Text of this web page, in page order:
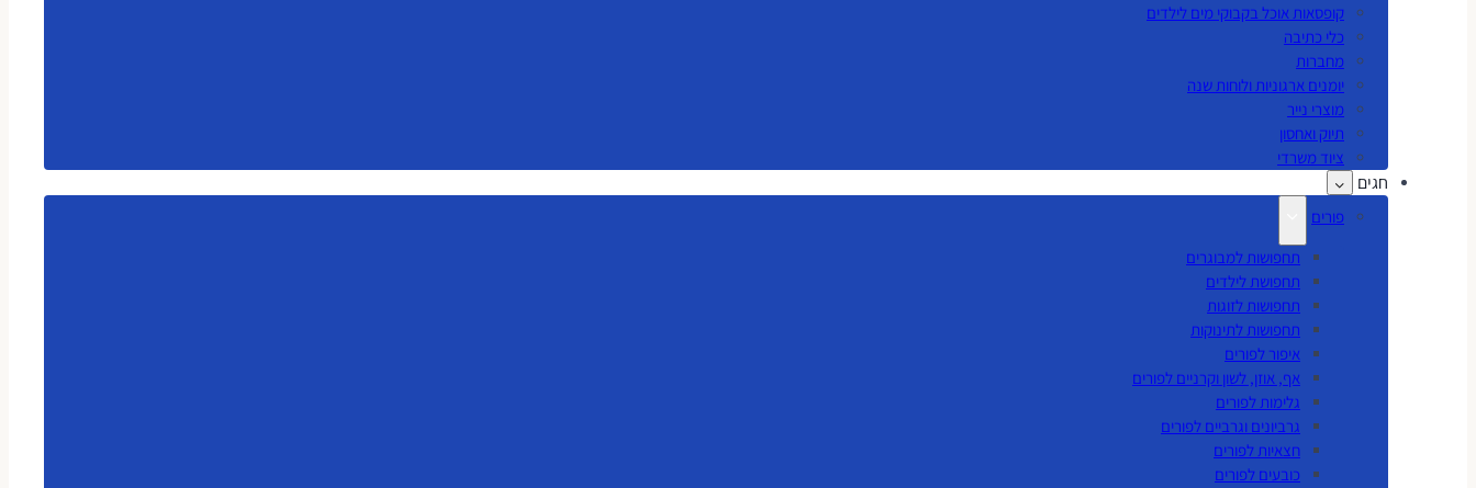
קופסאות אוכל בקבוקי מים לילדים
כלי כתיבה
מחברות
יומנים ארגוניות ולוחות שנה
מוצרי נייר
תיוק ואחסון
ציוד משרדי
חגים
פורים
תחפושות למבוגרים
תחפושת לילדים
תחפושות לזוגות
תחפושות לתינוקות
איפור לפורים
אף, אוזן, לשון וקרניים לפורים
גלימות לפורים
גרביונים וגרביים לפורים
חצאיות לפורים
כובעים לפורים